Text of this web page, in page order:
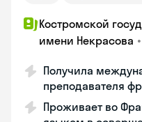
Костромской
имени Некрасова •
Получила
преподавателя
Проживает во